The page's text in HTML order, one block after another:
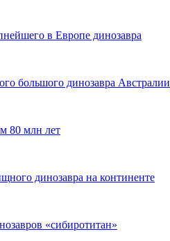
в Европе динозавра
большого динозавра Австралии
80 млн лет
динозавра на континенте
«сибиротитан»